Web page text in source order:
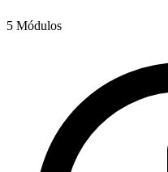
5 Módulos